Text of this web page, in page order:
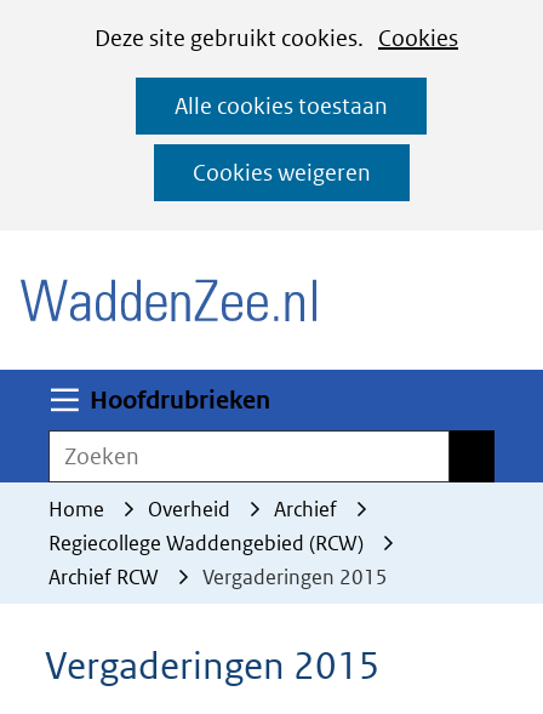
CookiesDeze site gebruikt cookies. Cookies
deze
worden
toegestaan
geweigerd.
Alle cookies toestaan
Cookies weigeren
Ga
naar
de
inhoud
Hoofdrubrieken
Zoeken
Home Overheid
Archief
Regiecollege Waddengebied (RCW)
Archief RCW
Vergaderingen 2015
Vergaderingen 2015